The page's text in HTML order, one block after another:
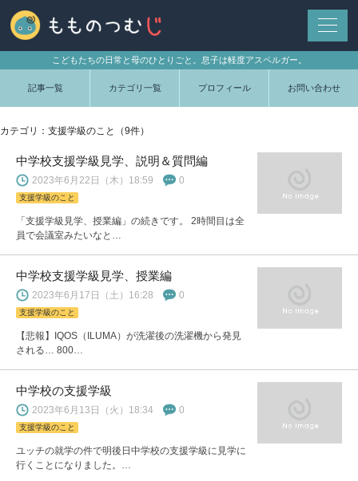
こどもたちの日常と母のひとりごと。息子は軽度アスペルガー。
記事一覧 カテゴリ一覧 プロフィール お問い合わせ
カテゴリ：支援学級のこと（9件）
中学校支援学級見学、説明＆質問編
2023年6月22日（木）18:59 0
支援学級のこと
「支援学級見学、授業編」の続きです。 2時間目は全
員で会議室みたいなと…
中学校支援学級見学、授業編
2023年6月17日（土）16:28 0
支援学級のこと
【悲報】IQOS（ILUMA）が洗濯後の洗濯機から発見
される… 800…
中学校の支援学級
2023年6月13日（火）18:34 0
支援学級のこと
ユッチの就学の件で明後日中学校の支援学級に見学に
行くことになりました。…